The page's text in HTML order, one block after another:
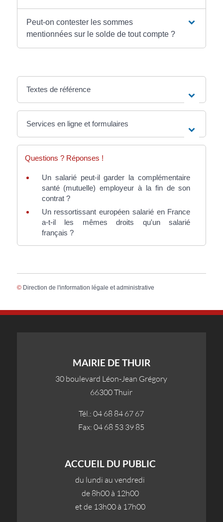
Peut-on contester les sommes
mentionnées sur le solde de tout compte ?
Textes de référence
Services en ligne et formulaires
Questions ? Réponses !
Un salarié peut-il garder la complémentaire
santé (mutuelle) employeur à la fin de son
contrat ?
Un ressortissant européen salarié en France
a-t-il les mêmes droits qu'un salarié
français ?
© Direction de l'information légale et administrative
MAIRIE DE THUIR
30 boulevard Léon-Jean Grégory
66300 Thuir
Tél.: 04 68 84 67 67
Fax: 04 68 53 39 85
ACCUEIL DU PUBLIC
du lundi au vendredi
de 8h00 à 12h00
et de 13h00 à 17h00